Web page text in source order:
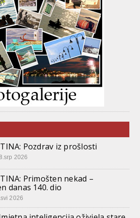
Pozdrav iz prošlosti
2026
Primošten nekad –
danas 140. dio
2026